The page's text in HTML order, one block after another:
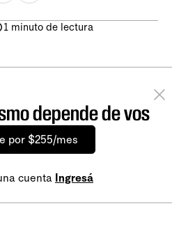
1 minuto de lectura
depende de vos
por $255/mes
cuenta Ingresá